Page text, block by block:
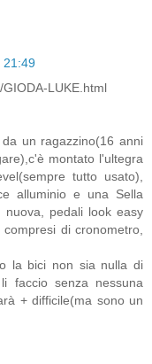
21:49
LUKE.html
un ragazzino(16 anni
montato l'ultegra
tutto usato),
alluminio e una Sella
nuova, pedali look easy
di cronometro,
la bici non sia nulla di
faccio senza nessuna
+ difficile(ma sono un